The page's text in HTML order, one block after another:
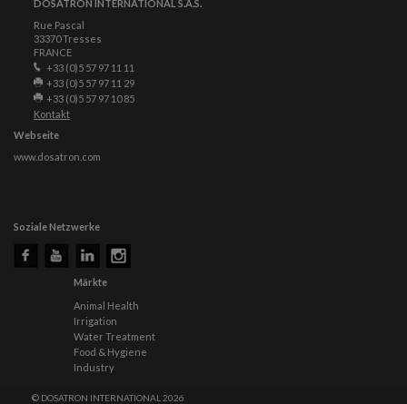
DOSATRON INTERNATIONAL S.A.S.
Rue Pascal
33370 Tresses
FRANCE
+33 (0)5 57 97 11 11
+33 (0)5 57 97 11 29
+33 (0)5 57 97 10 85
Kontakt
Webseite
www.dosatron.com
Soziale Netzwerke
Märkte
Animal Health
Irrigation
Water Treatment
Food & Hygiene
Industry
© DOSATRON INTERNATIONAL 2026